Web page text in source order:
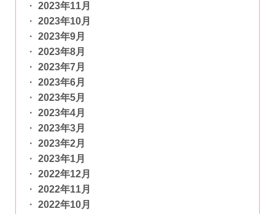
2023年11月
2023年10月
2023年9月
2023年8月
2023年7月
2023年6月
2023年5月
2023年4月
2023年3月
2023年2月
2023年1月
2022年12月
2022年11月
2022年10月